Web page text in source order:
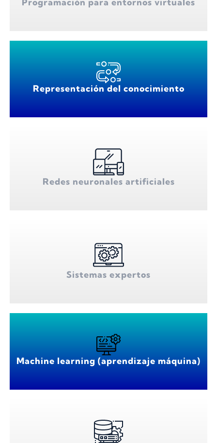
Representación del conocimiento
Redes neuronales artificiales
Sistemas expertos
Machine learning (aprendizaje máquina)